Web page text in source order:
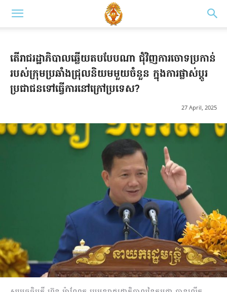
តើរាជរដ្ឋាភិបាលឆ្លើយតបបែបណា ជុំវិញការចោទប្រកាន់
របស់ក្រុមប្រឆាំងជ្រុលនិយមមួយចំនួន ក្នុងការផ្លាស់ប្ដូរ
ប្រជាជនទៅធ្វើការនៅក្រៅប្រទេស?
27 April, 2025